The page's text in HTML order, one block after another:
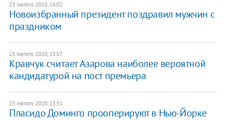
23 лютого 2010, 14:02
Новоизбранный президент поздравил мужчин с
праздником
23 лютого 2010, 13:57
Кравчук считает Азарова наиболее вероятной
кандидатурой на пост премьера
23 лютого 2010, 13:51
Пласидо Доминго прооперируют в Нью-Йорке